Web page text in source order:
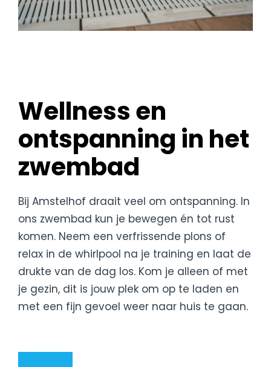
Wellness en
ontspanning in het
zwembad
Bij Amstelhof draait veel om ontspanning. In
ons zwembad kun je bewegen én tot rust
komen. Neem een verfrissende plons of
relax in de whirlpool na je training en laat de
drukte van de dag los. Kom je alleen of met
je gezin, dit is jouw plek om op te laden en
met een fijn gevoel weer naar huis te gaan.